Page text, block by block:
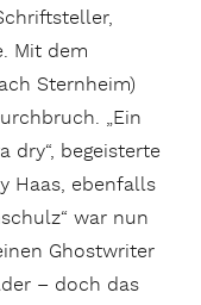
Mit dem
Sternheim)
„Ein
dry“, begeisterte
Haas, ebenfalls
war nun
Ghostwriter
– doch das